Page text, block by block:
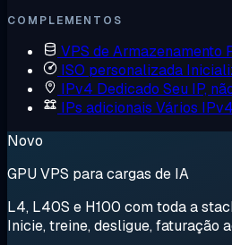
COMPLEMENTOS
VPS de Armazenamento
ISO personalizada
IPv4 Dedicado Seu IP,
IPs adicionais Vários
Novo
GPU VPS para cargas de IA
L4, L40S e H100 com toda a
Inicie, treine, desligue, faturação